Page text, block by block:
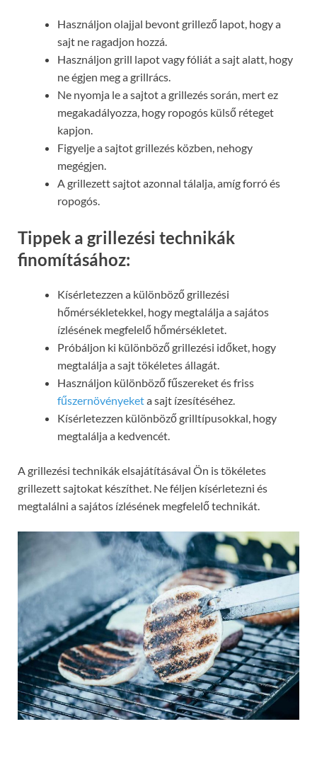
Használjon olajjal bevont grillező lapot, hogy a
sajt ne ragadjon hozzá.
Használjon grill lapot vagy fóliát a sajt alatt, hogy
ne égjen meg a grillrács.
Ne nyomja le a sajtot a grillezés során, mert ez
megakadályozza, hogy ropogós külső réteget
kapjon.
Figyelje a sajtot grillezés közben, nehogy
megégjen.
A grillezett sajtot azonnal tálalja, amíg forró és
ropogós.
Tippek a grillezési technikák
finomításához:
Kísérletezzen a különböző grillezési
hőmérsékletekkel, hogy megtalálja a sajátos
ízlésének megfelelő hőmérsékletet.
Próbáljon ki különböző grillezési időket, hogy
megtalálja a sajt tökéletes állagát.
Használjon különböző fűszereket és friss
fűszernövényeketa sajt ízesítéséhez.
Kísérletezzen különböző grilltípusokkal, hogy
megtalálja a kedvencét.
A grillezési technikák elsajátításával Ön is tökéletes
grillezett sajtokat készíthet. Ne féljen kísérletezni és
megtalálni a sajátos ízlésének megfelelő technikát.